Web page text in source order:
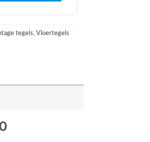
tegels,Vloertegels